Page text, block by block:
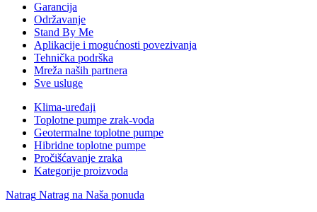
Garancija
Održavanje
Stand By Me
Aplikacije i mogućnosti povezivanja
Tehnička podrška
Mreža naših partnera
Sve usluge
Klima-uređaji
Toplotne pumpe zrak-voda
Geotermalne toplotne pumpe
Hibridne toplotne pumpe
Pročišćavanje zraka
Kategorije proizvoda
Natrag Natrag na Naša ponuda